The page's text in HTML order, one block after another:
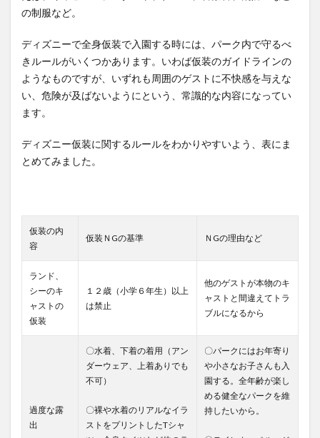
の制服など。
ディズニーで全身仮装で入園する時には、パーク内で守るべ
きルールがいくつかあります。いわば仮装のガイドラインの
ようなものですが、いずれも周囲のゲストに不快感を与えな
い、危険が及ばないようにという、常識的な内容になってい
ます。
ディズニー仮装に関するルールをわかりやすいよう、表にま
とめてみました。
仮装の内
容
仮装ＮGの基準 ＮGの理由など
ランド、
シーのキ
ャストの
仮装
１２歳（小学６年生）以上
は禁止
他のゲストが本物のキ
ャストと間違えてトラ
ブルになるから
過度な露
出
〇水着、下着の着用（アン
ダーウェア、上着ありでも
不可）
〇裸や水着のリアルなイラ
ストをプリントしたTシャ
〇パークにはお年寄り
や小さなお子さんも入
園する。全年齢が楽し
める健全なパークを維
持したいから。